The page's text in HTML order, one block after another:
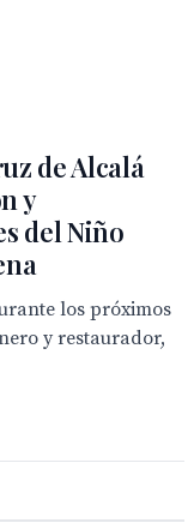
de Alcalá
y
del Niño
los próximos
y restaurador,